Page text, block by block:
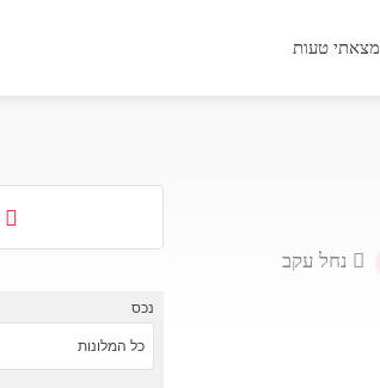
מצאתי טעות
נחל עקב
נכס
כל המלונות